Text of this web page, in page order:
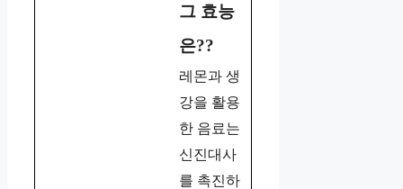
그 효능
은??
레몬과 생
강을 활용
한 음료는
신진대사
를 촉진하